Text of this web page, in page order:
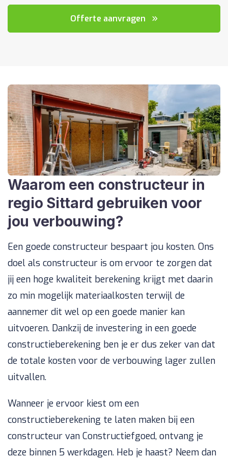
Offerte aanvragen
Waarom een constructeur in
regio Sittard gebruiken voor
jou verbouwing?
Een goede constructeur bespaart jou kosten. Ons
doel als constructeur is om ervoor te zorgen dat
jij een hoge kwaliteit berekening krijgt met daarin
zo min mogelijk materiaalkosten terwijl de
aannemer dit wel op een goede manier kan
uitvoeren. Dankzij de investering in een goede
constructieberekening ben je er dus zeker van dat
de totale kosten voor de verbouwing lager zullen
uitvallen.
Wanneer je ervoor kiest om een
constructieberekening te laten maken bij een
constructeur van Constructiefgoed, ontvang je
deze binnen 5 werkdagen. Heb je haast? Neem dan